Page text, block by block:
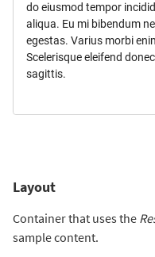
do eiusmod tempor
aliqua. Eu mi bibendum
egestas. Varius morbi
Scelerisque eleifend
sagittis.
Layout
Container that uses the
sample content.